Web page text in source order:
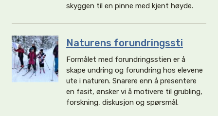
skyggen til en pinne med kjent høyde.
Naturens forundringssti
Formålet med forundringsstien er å
skape undring og forundring hos elevene
ute i naturen. Snarere enn å presentere
en fasit, ønsker vi å motivere til grubling,
forskning, diskusjon og spørsmål.